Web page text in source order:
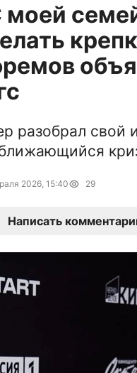
моей
разобрал
2026, 15:40 29
Написать